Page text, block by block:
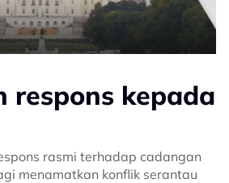
respons kepada
rasmi terhadap cadangan
menamatkan konflik serantau